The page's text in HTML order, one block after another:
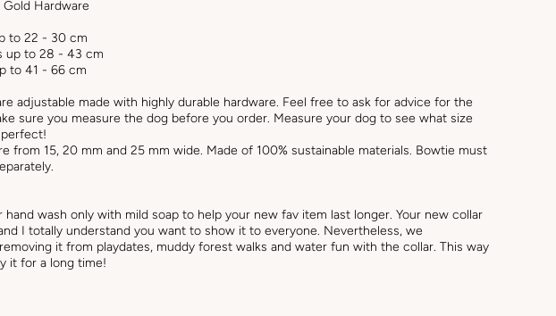
Hardware
to 22 - 30 cm
up to 28 - 43 cm
to 41 - 66 cm
adjustable made with highly durable hardware. Feel free to ask for advice for the
sure you measure the dog before you order. Measure your dog to see what size
from 15, 20 mm and 25 mm wide. Made of 100% sustainable materials. Bowtie must
hand wash only with mild soap to help your new fav item last longer. Your new collar
I totally understand you want to show it to everyone. Nevertheless, we
it from playdates, muddy forest walks and water fun with the collar. This way
it for a long time!